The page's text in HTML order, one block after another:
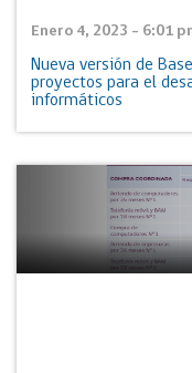
Enero 4, 2023 - 6:01
Nueva versión de
proyectos para el
informáticos